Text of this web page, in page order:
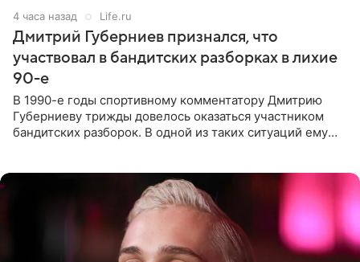
4 часа назад Life.ru
Дмитрий Губерниев признался, что
участвовал в бандитских разборках в лихие
90-е
В 1990-е годы спортивному комментатору Дмитрию
Губерниеву трижды довелось оказаться участником
бандитских разборок. В одной из таких ситуаций ему